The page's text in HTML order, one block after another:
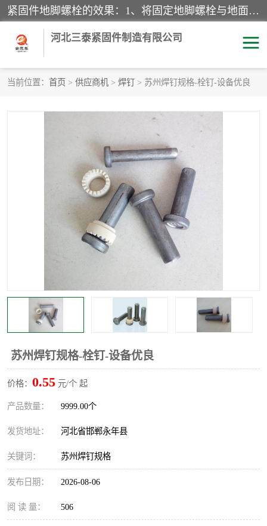
紧固件地脚螺栓的效果：1、将固定地脚螺栓与地面用水泥等物品灌溉在一起，可用来固定较小振荡和冲击的设备。2、活动地脚是一种可拆卸的地脚螺栓，可以固定有激烈振荡和冲击的大型机器设备。3、胀锚地脚螺栓用于固定比较简略且重量轻的设备，辅佐设备长期处于静止状态下。4、粘接地脚螺栓为一种使用广泛且常见的设备，它也是用来固定简略设备的小件。
河北三泰紧固件制造有限公司
当前位置： 首页 > 供应商机 > 焊钉 > 苏州焊钉规格-栓钉-设备优良
苏州焊钉规格-栓钉-设备优良
价格： 0.55 元/个 起
产品数量： 9999.00个
发货地址： 河北省邯郸永年县
关键词： 苏州焊钉规格
发布日期： 2026-08-06
阅 读 量： 506
拉杆
悬挑梁拉杆